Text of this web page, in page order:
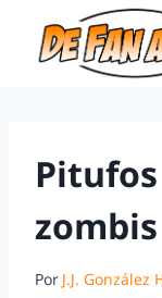
Por J.J. González